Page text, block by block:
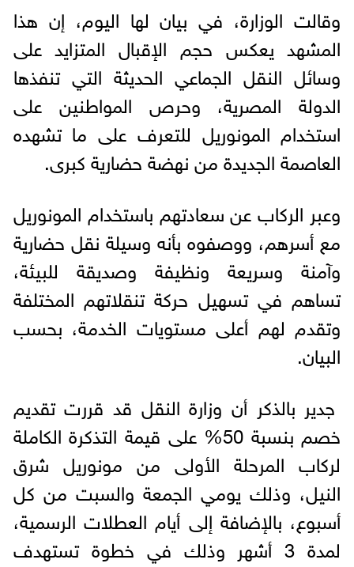
وقالت الوزارة، في بيان لها اليوم، إن هذا
المشهد يعكس حجم الإقبال المتزايد على
وسائل النقل الجماعي الحديثة التي تنفذها
الدولة المصرية، وحرص المواطنين على
استخدام المونوريل للتعرف على ما تشهده
العاصمة الجديدة من نهضة حضارية كبرى.
وعبر الركاب عن سعادتهم باستخدام المونوريل
مع أسرهم، ووصفوه بأنه وسيلة نقل حضارية
وآمنة وسريعة ونظيفة وصديقة للبيئة،
تساهم في تسهيل حركة تنقلاتهم المختلفة
وتقدم لهم أعلى مستويات الخدمة، بحسب
البيان.
جدير بالذكر أن وزارة النقل قد قررت تقديم
خصم بنسبة 50% على قيمة التذكرة الكاملة
لركاب المرحلة الأولى من مونوريل شرق
النيل، وذلك يومي الجمعة والسبت من كل
أسبوع، بالإضافة إلى أيام العطلات الرسمية،
لمدة 3 أشهر وذلك في خطوة تستهدف